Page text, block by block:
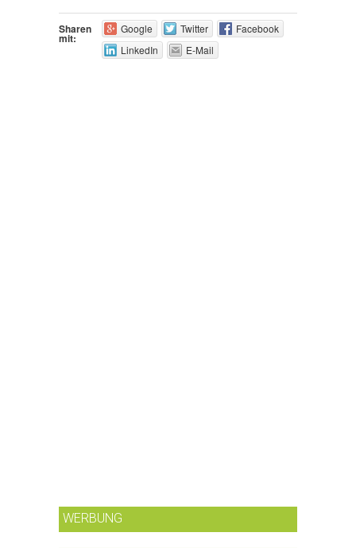
Sharen
mit:
Google Twitter
Facebook
LinkedIn
E-Mail
WERBUNG